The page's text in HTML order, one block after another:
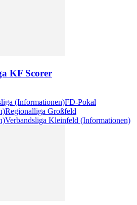
KF Scorer
(Informationen)FD-Pokal
Regionalliga Großfeld
Verbandsliga Kleinfeld (Informationen)